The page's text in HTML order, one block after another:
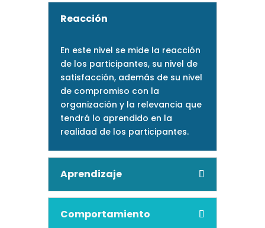
Reacción
En este nivel se mide la reacción
de los participantes, su nivel de
satisfacción, además de su nivel
de compromiso con la
organización y la relevancia que
tendrá lo aprendido en la
realidad de los participantes.
Aprendizaje
Comportamiento